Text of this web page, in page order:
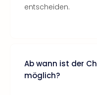
entscheiden.
Ab wann ist der
möglich?